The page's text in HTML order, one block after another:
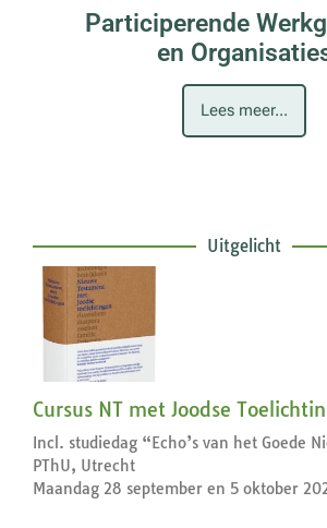
Participerende
en
Lees meer...
Uitgelicht
Cursus NT met Joodse
Incl. studiedag “Echo’s van het Goede
PThU, Utrecht
Maandag 28 september en 5 oktober